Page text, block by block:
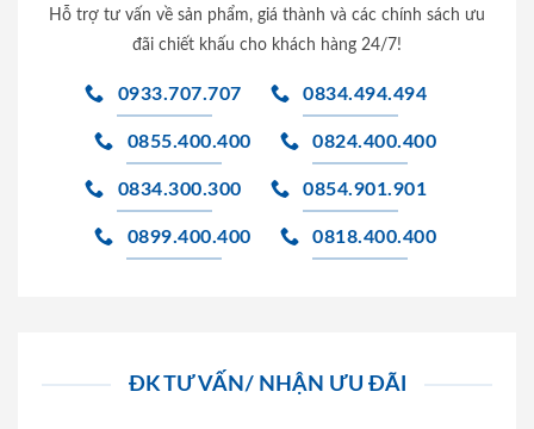
Hỗ trợ tư vấn về sản phẩm, giá thành và các chính sách ưu
đãi chiết khấu cho khách hàng 24/7!
0933.707.707 0834.494.494
0855.400.400 0824.400.400
0834.300.300 0854.901.901
0899.400.400 0818.400.400
ĐK TƯ VẤN/ NHẬN ƯU ĐÃI